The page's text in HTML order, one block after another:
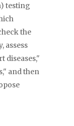
testing
the
assess
diseases,"
and then